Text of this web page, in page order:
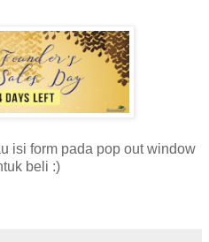
isi form pada pop out window
beli :)